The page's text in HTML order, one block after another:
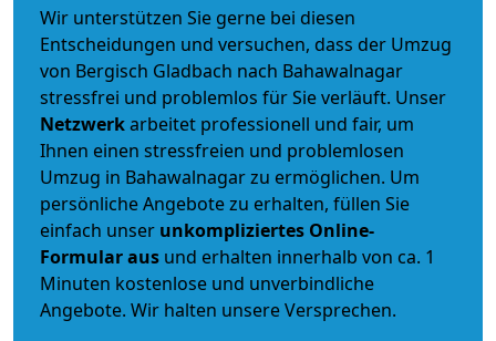
Wir unterstützen Sie gerne bei diesen
Entscheidungen und versuchen, dass der Umzug
von Bergisch Gladbach nach Bahawalnagar
stressfrei und problemlos für Sie verläuft. Unser
Netzwerkarbeitet professionell und fair, um
Ihnen einen stressfreien und problemlosen
Umzug in Bahawalnagar zu ermöglichen. Um
persönliche Angebote zu erhalten, füllen Sie
einfach unser unkompliziertes Online-
Formular aus und erhalten innerhalb von ca. 1
Minuten kostenlose und unverbindliche
Angebote. Wir halten unsere Versprechen.